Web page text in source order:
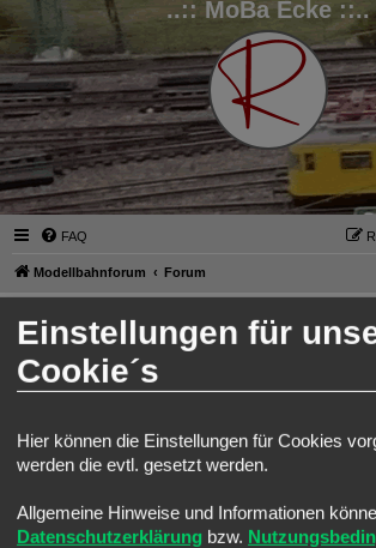
..:: MoBa Ecke ::..
FAQ
Modellbahnforum Forum
Anmelden
Benutzername:
Ich habe mein Passwort vergessen
Angemeldet bleiben
Meinen Online-Status während dieser Sitzung verbergen
Einstellungen für
Cookie´s
Hier können die Einstellungen für Cookies
werden die evtl. gesetzt werden.
Allgemeine Hinweise und Informationen
Datenschutzerklärung bzw.